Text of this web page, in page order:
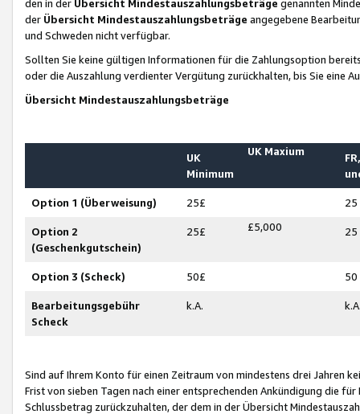
den in der Übersicht Mindestauszahlungsbeträge genannten
der Übersicht Mindestauszahlungsbeträge angegebene
und Schweden nicht verfügbar.
Sollten Sie keine gültigen Informationen für die Zahlungsoption
oder die Auszahlung verdienter Vergütung zurückhalten, bis Sie
Übersicht Mindestauszahlungsbeträge
UK
Minimum
UK Maxium
Option 1 (Überweisung) 25£ 25
Option 2
(Geschenkgutschein)
25£ £5,000 25
Option 3 (Scheck) 50£ 50
Bearbeitungsgebühr
Scheck
k.A.
Sind auf Ihrem Konto für einen Zeitraum von mindestens drei Jahren
Frist von sieben Tagen nach einer entsprechenden Ankündigung die
Schlussbetrag zurückzuhalten, der dem in der Übersicht